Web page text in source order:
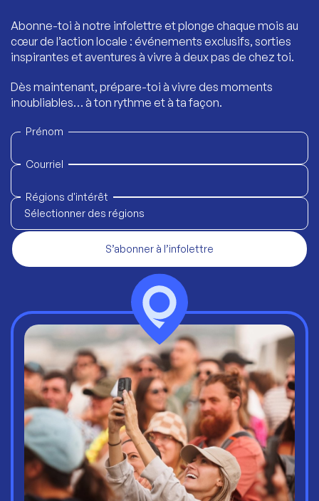
Abonne-toi à notre infolettre et plonge chaque mois au
cœur de l’action locale : événements exclusifs, sorties
inspirantes et aventures à vivre à deux pas de chez toi.
Dès maintenant, prépare-toi à vivre des moments
inoubliables… à ton rythme et à ta façon.
Prénom
Courriel
Régions d'intérêt
Sélectionner des régions
S’abonner à l’infolettre